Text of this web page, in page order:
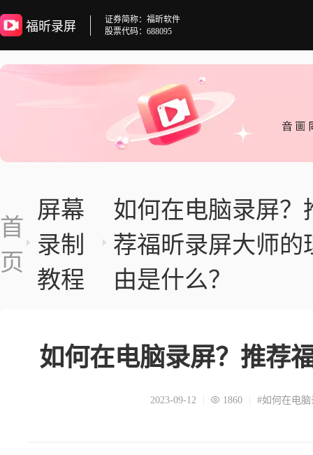
福昕录屏
证券简称：福昕软件
股票代码：688095
首
页
屏幕
录制
教程
如何在电脑录屏？
荐福昕录屏大师的
由是什么？
如何在电脑录屏？推荐
2023-09-12 1860 #如何在电脑